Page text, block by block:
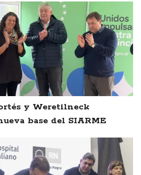
y Weretilneck
base del SIARME